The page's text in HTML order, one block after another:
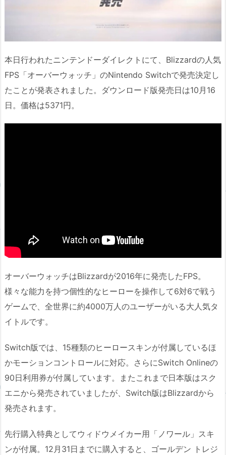
本日行われたニンテンドーダイレクトにて、Blizzardの人気
FPS「オーバーウォッチ」のNintendo Switchで発売決定し
たことが発表されました。ダウンロード版発売日は10月16
日。価格は5371円。
オーバーウォッチはBlizzardが2016年に発売したFPS。
様々な能力を持つ個性的なヒーローを操作して6対6で戦う
ゲームで、全世界に約4000万人のユーザーがいる大人気タ
イトルです。
Switch版では、15種類のヒーロースキンが付属しているほ
かモーションコントロールに対応。さらにSwitch Onlineの
90日利用券が付属しています。またこれまで日本版はスク
エニから発売されていましたが、Switch版はBlizzardから
発売されます。
先行購入特典としてウィドウメイカー用「ノワール」スキ
ンが付属。12月31日までに購入すると、ゴールデン トレジ